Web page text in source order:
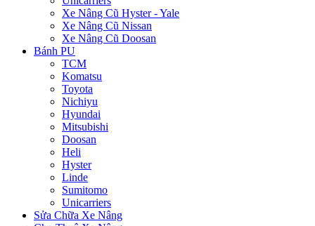
Xe Nâng Cũ Hyster - Yale
Xe Nâng Cũ Nissan
Xe Nâng Cũ Doosan
Bánh PU
TCM
Komatsu
Toyota
Nichiyu
Hyundai
Mitsubishi
Doosan
Heli
Hyster
Linde
Sumitomo
Unicarriers
Sửa Chữa Xe Nâng